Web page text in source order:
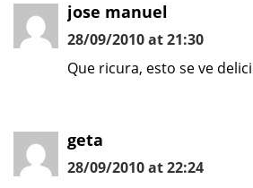
jose manuel
28/09/2010 at 21:30
Que ricura, esto se ve
geta
28/09/2010 at 22:24